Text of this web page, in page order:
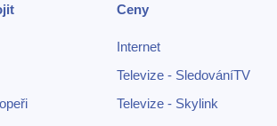
Ceny
Internet
Televize - SledováníTV
Televize - Skylink